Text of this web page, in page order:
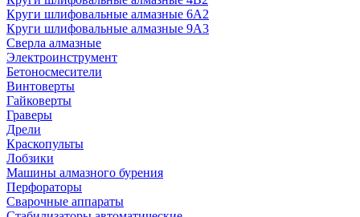
Круги шлифовальные алмазные 6A2
Круги шлифовальные алмазные 9А3
Сверла алмазные
Электроинструмент
Бетоносмесители
Винтоверты
Гайковерты
Граверы
Дрели
Краскопульты
Лобзики
Машины алмазного бурения
Перфораторы
Сварочные аппараты